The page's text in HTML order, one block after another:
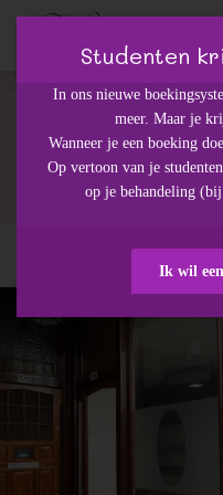
Be Silk
Be Silk
voor hem
Studenten
In ons nieuwe
meer. Maar je
Wanneer je een boeking
Op vertoon van je
op je behandeling
Ik wil
zijn
te
Ze